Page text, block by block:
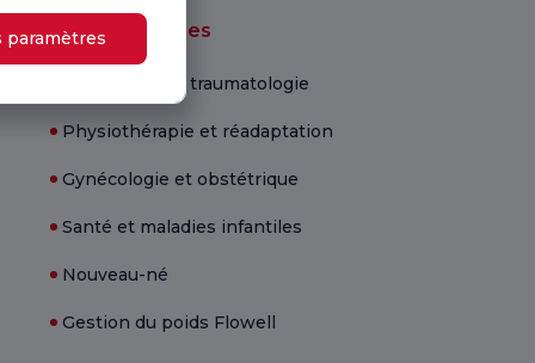
Unités médicales
Orthopédie et traumatologie
Physiothérapie et réadaptation
Gynécologie et obstétrique
Santé et maladies infantiles
Nouveau-né
Gestion du poids Flowell
paramètres